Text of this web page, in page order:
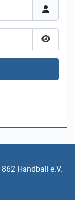
Handball e.V.